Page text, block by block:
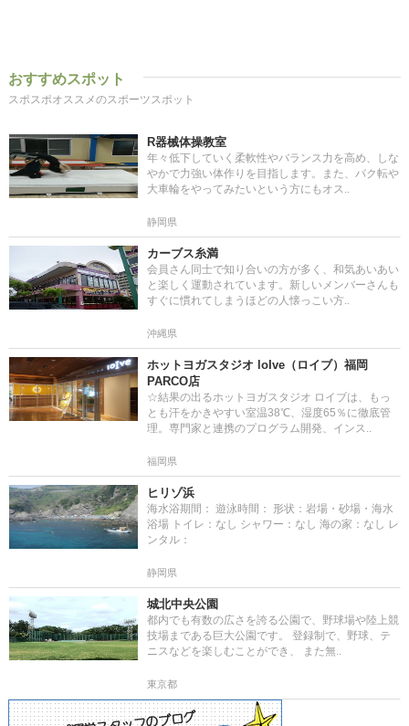
おすすめスポット
スポスポオススメのスポーツスポット
R器械体操教室
年々低下していく柔軟性やバランス力を高め、しな
やかで力強い体作りを目指します。また、バク転や
大車輪をやってみたいという方にもオス..
静岡県
カーブス糸満
会員さん同士で知り合いの方が多く、和気あいあい
と楽しく運動されています。新しいメンバーさんも
すぐに慣れてしまうほどの人懐っこい方..
沖縄県
ホットヨガスタジオ loIve（ロイブ）福岡
PARCO店
☆結果の出るホットヨガスタジオ ロイブは、もっ
とも汗をかきやすい室温38℃、湿度65％に徹底管
理。専門家と連携のプログラム開発、インス..
福岡県
ヒリゾ浜
海水浴期間： 遊泳時間： 形状：岩場・砂場・海水
浴場 トイレ：なし シャワー：なし 海の家：なし レ
ンタル：
静岡県
城北中央公園
都内でも有数の広さを誇る公園で、野球場や陸上競
技場まである巨大公園です。 登録制で、野球、テ
ニスなどを楽しむことができ、 また無..
東京都